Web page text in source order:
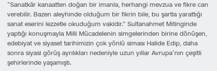
“Sanatkâr kanaatten doğan bir imanla, herhangi mevzua ve fikre can
verebilir. Bazen aleyhinde olduğum bir fikrin bile, bu şartla yarattığı
sanat eserini lezzetle okuduğum vakidir.” Sultanahmet Mitinginde
yaptığı konuşmayla Milli Mücadelenin simgelerinden birine dönüşen,
edebiyat ve siyaset tarihimizin çok yönlü siması Halide Edip, daha
sonra siyasi görüş ayrılıkları nedeniyle uzun yıllar Avrupa’nın çeşitli
şehirlerinde yaşamıştı.